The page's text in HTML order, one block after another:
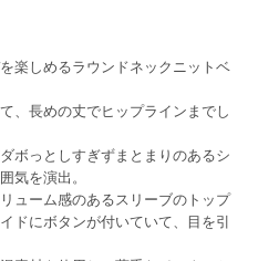
楽しめるラウンドネックニットベ
、長めの丈でヒップラインまでし
ボっとしすぎずまとまりのあるシ
気を演出。
ューム感のあるスリーブのトップ
ドにボタンが付いていて、目を引